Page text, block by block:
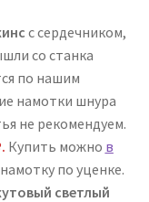
с сердечником,
со станка
по нашим
намотки шнура
не рекомендуем.
Купить можно в
по уценке.
светлый